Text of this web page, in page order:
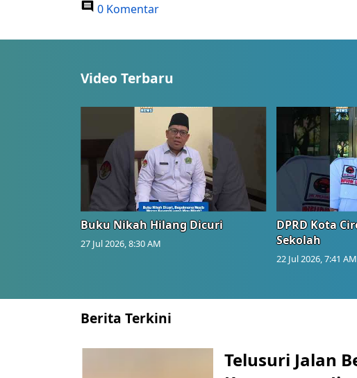
0 Komentar
Video Terbaru
Buku Nikah Hilang Dicuri
27 Jul 2026, 8:30 AM
DPRD Kota
Sekolah
22 Jul 2026, 7:41 AM
Berita Terkini
Telusuri Jalan